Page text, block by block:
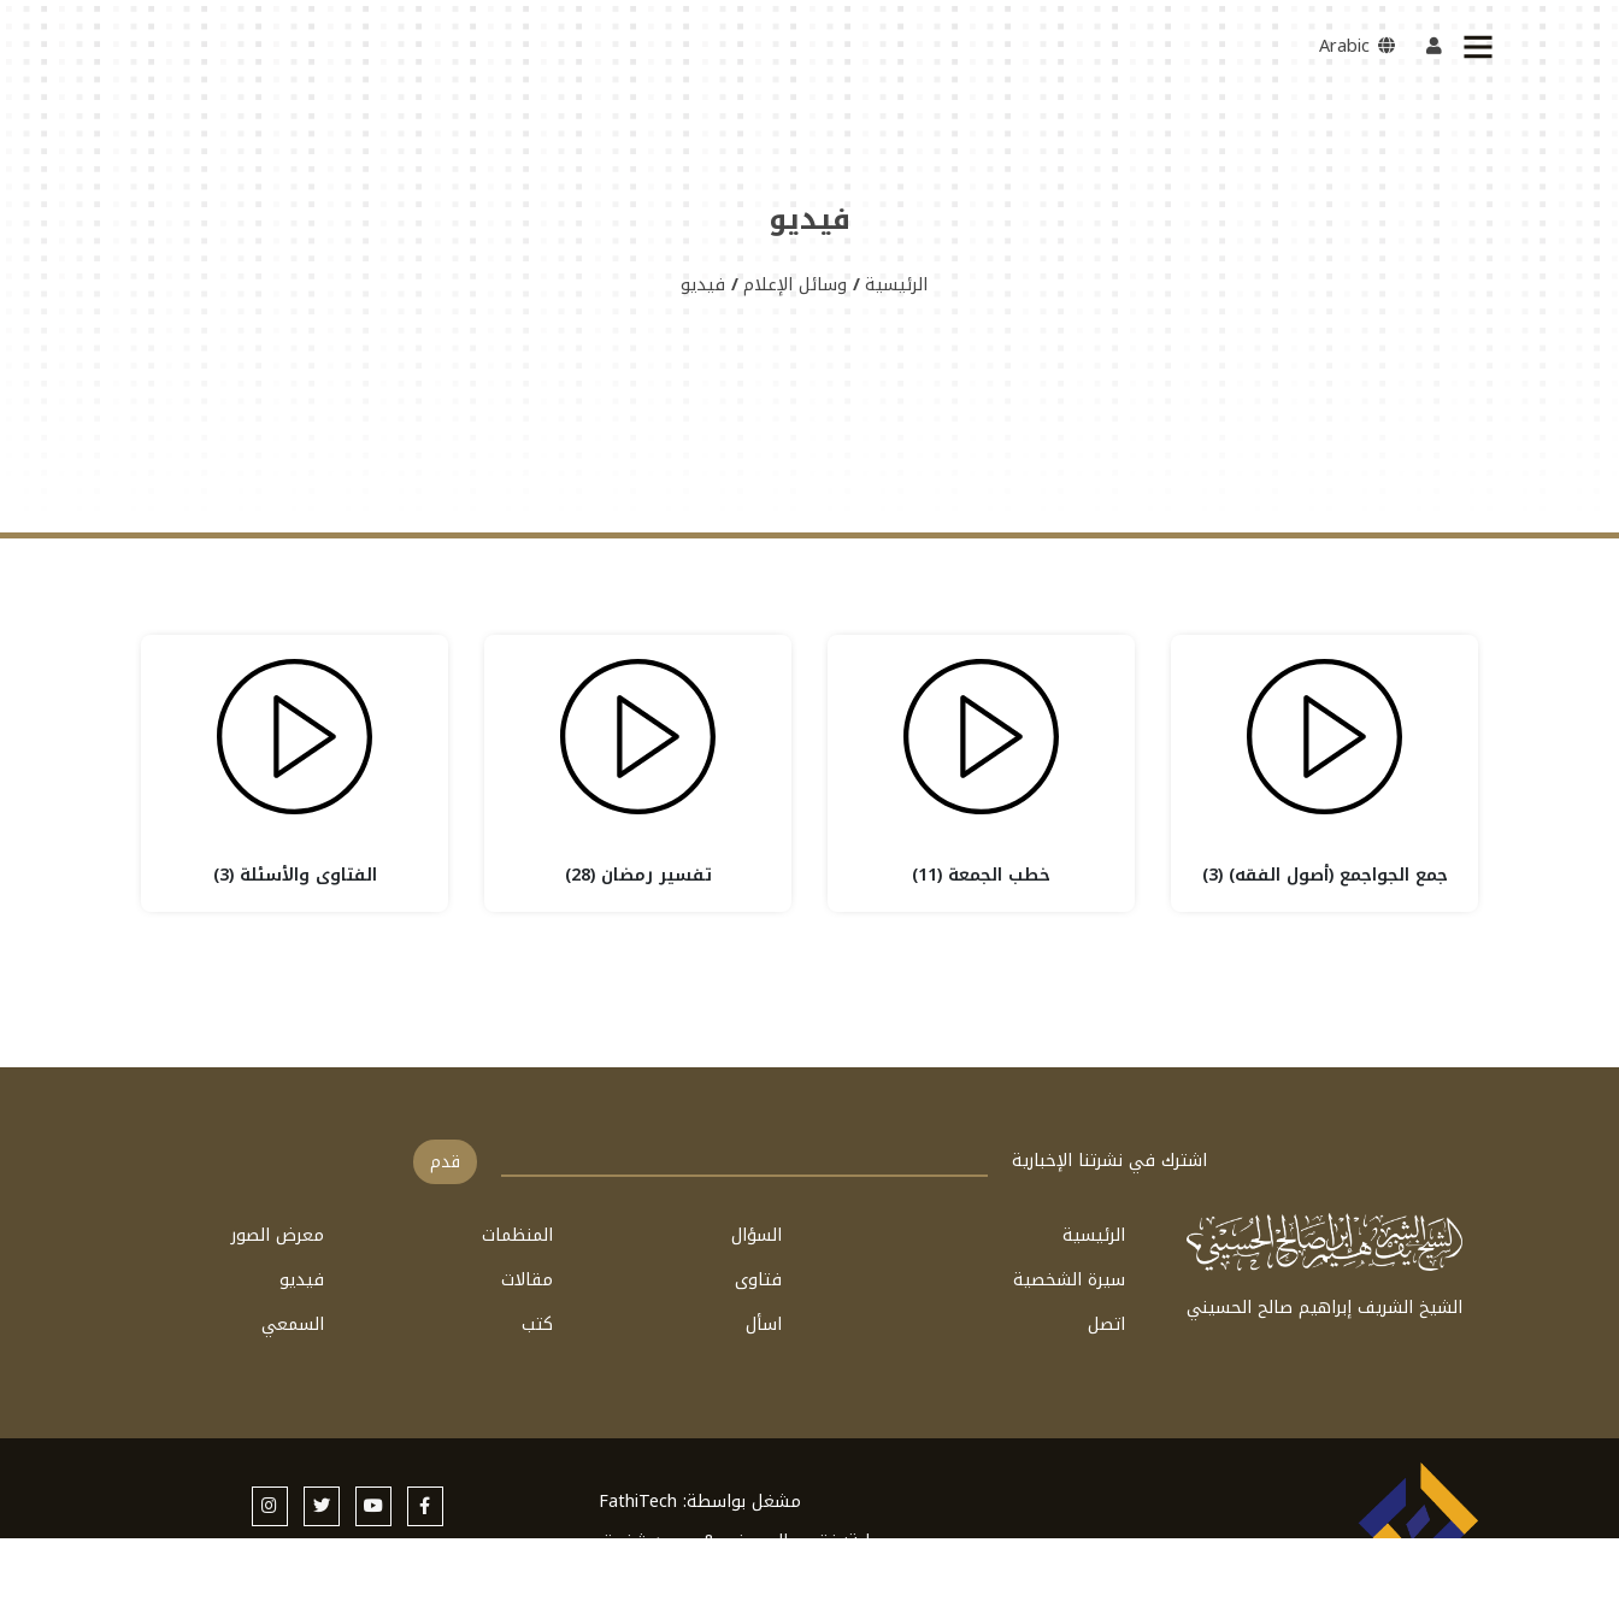
فيديو
الرئيسية وسائل الإعلام فيديو
جمع الجواجمع (أصول الفقه) (3) خطب الجمعة (11) تفسير رمضان (28) الفتاوى والأسئلة (3)
اشترك في نشرتنا الإخبارية قدم
الشيخ الشريف إبراهيم صالح الحسيني
الرئيسية
سيرة الشخصية
اتصل
السؤال
فتاوى
اسأل
المنظمات
مقالات
كتب
معرض الصور
فيديو
السمعي
مشغل بواسطة: FathiTech
برعاية:فتحي الحسيني & محمد شفيق